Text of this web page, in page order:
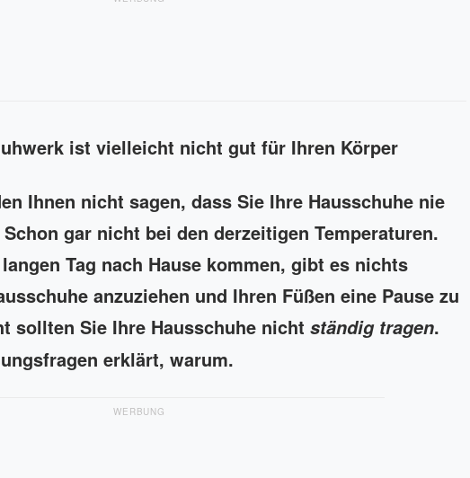
ist vielleicht nicht gut für Ihren Körper
Ihnen nicht sagen, dass Sie Ihre Hausschuhe nie
gar nicht bei den derzeitigen Temperaturen.
Tag nach Hause kommen, gibt es nichts
anzuziehen und Ihren Füßen eine Pause zu
sollten Sie Ihre Hausschuhe nicht ständig tragen.
erklärt, warum.
WERBUNG